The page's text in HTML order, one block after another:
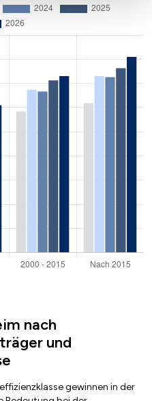
nach
und
gewinnen in der